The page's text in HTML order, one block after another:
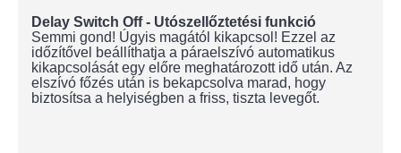
Delay Switch Off - Utószellőztetési funkció
Semmi gond! Úgyis magától kikapcsol! Ezzel az
időzítővel beállíthatja a páraelszívó automatikus
kikapcsolását egy előre meghatározott idő után. Az
elszívó főzés után is bekapcsolva marad, hogy
biztosítsa a helyiségben a friss, tiszta levegőt.